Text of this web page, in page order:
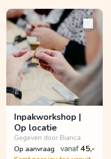
Inpakworkshop |
Op locatie
Gegeven door Bianca
op aanvraag
vanaf 45,-